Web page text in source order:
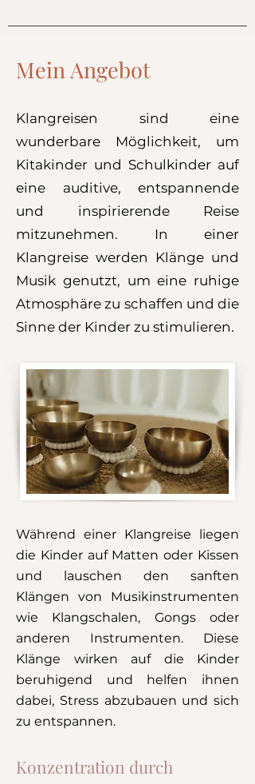
Mein Angebot
Klangreisen sind eine
wunderbare Möglichkeit, um
Kitakinder und Schulkinder auf
eine auditive, entspannende
und inspirierende Reise
mitzunehmen. In einer
Klangreise werden Klänge und
Musik genutzt, um eine ruhige
Atmosphäre zu schaffen und die
Sinne der Kinder zu stimulieren.
Während einer Klangreise liegen
die Kinder auf Matten oder Kissen
und lauschen den sanften
Klängen von Musikinstrumenten
wie Klangschalen, Gongs oder
anderen Instrumenten. Diese
Klänge wirken auf die Kinder
beruhigend und helfen ihnen
dabei, Stress abzubauen und sich
zu entspannen.
Konzentration durch